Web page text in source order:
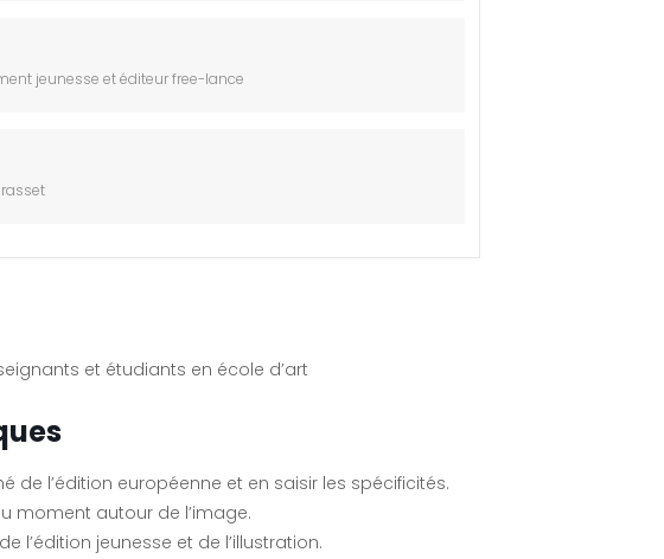
jeunesse et éditeur free-lance
et étudiants en école d’art
de l’édition européenne et en saisir les spécificités.
moment autour de l’image.
l’édition jeunesse et de l’illustration.